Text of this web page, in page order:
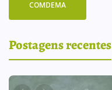
COMDEMA
Postagens recentes